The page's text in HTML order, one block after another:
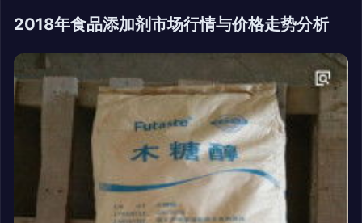
2018年食品添加剂市场行情与价格走势分析